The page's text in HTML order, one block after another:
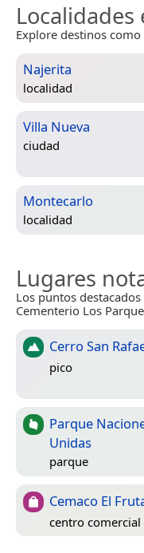
Localidades
Explore destinos
Najerita
localidad
Villa Nueva
ciudad
Montecarlo
localidad
Lugares
Los puntos
Cementerio Los
Cerro San
pico
Parque
Unidas
parque
Cemaco El
centro comercial